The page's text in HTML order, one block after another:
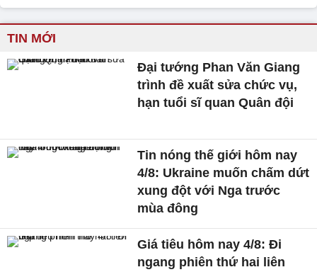
TIN MỚI
Đại tướng Phan Văn Giang
trình đề xuất sửa chức vụ,
hạn tuổi sĩ quan Quân đội
Tin nóng thế giới hôm nay
4/8: Ukraine muốn chấm dứt
xung đột với Nga trước
mùa đông
Giá tiêu hôm nay 4/8: Đi
ngang phiên thứ hai liên